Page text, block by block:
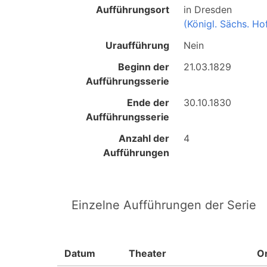
Aufführungsort
in Dresden
(Königl. Sächs.
Uraufführung
Nein
Beginn der
Aufführungsserie
21.03.1829
Ende der
Aufführungsserie
30.10.1830
Anzahl der
Aufführungen
4
Einzelne Aufführungen der Serie
Datum Theater